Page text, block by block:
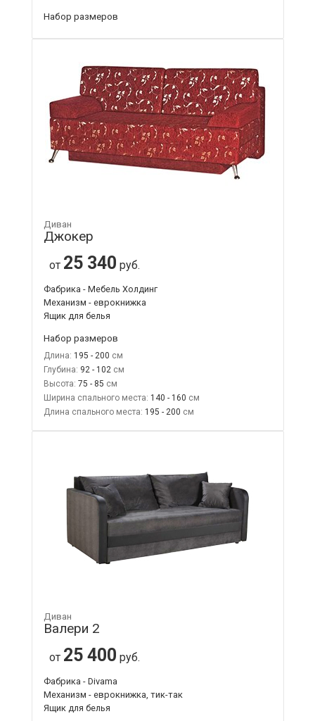
Набор размеров
Диван
Джокер
от 25 340 руб.
Фабрика - Мебель Холдинг
Механизм - еврокнижка
Ящик для белья
Набор размеров
Длина: 195 - 200
Глубина: 92 - 102
Высота: 75 - 85
Ширина спального места: 140 - 160
Длина спального места: 195 - 200
Диван
Валери 2
от 25 400 руб.
Фабрика - Divama
Механизм - еврокнижка, тик-так
Ящик для белья